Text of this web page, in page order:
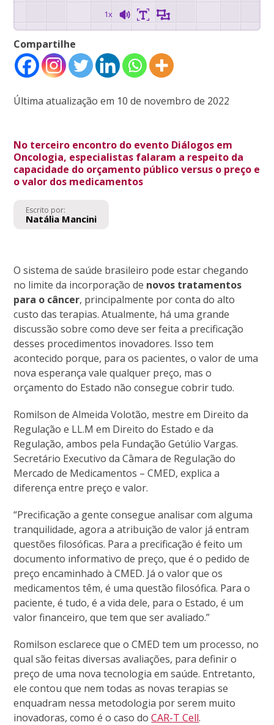
1x
Compartilhe
Última atualização em 10 de novembro de 2022
No terceiro encontro do evento Diálogos em
Oncologia, especialistas falaram a respeito da
capacidade do orçamento público versus o preço e
o valor dos medicamentos
Escrito por:
Natália Mancini
O sistema de saúde brasileiro pode estar chegando
no limite da incorporação de novos tratamentos
para o câncer, principalmente por conta do alto
custo das terapias. Atualmente, há uma grande
discussão sobre como deve ser feita a precificação
desses procedimentos inovadores. Isso tem
acontecido porque, para os pacientes, o valor de uma
nova esperança vale qualquer preço, mas o
orçamento do Estado não consegue cobrir tudo.
Romilson de Almeida Volotão, mestre em Direito da
Regulação e LL.M em Direito do Estado e da
Regulação, ambos pela Fundação Getúlio Vargas.
Secretário Executivo da Câmara de Regulação do
Mercado de Medicamentos – CMED, explica a
diferença entre preço e valor.
“Precificação a gente consegue analisar com alguma
tranquilidade, agora a atribuição de valor já entram
questões filosóficas. Para a precificação é feito um
documento informativo de preço, que é o pedido de
preço encaminhado à CMED. Já o valor que os
medicamentos têm, é uma questão filosófica. Para o
paciente, é tudo, é a vida dele, para o Estado, é um
valor financeiro, que tem que ser avaliado.”
Romilson esclarece que o CMED tem um processo, no
qual são feitas diversas avaliações, para definir o
preço de uma nova tecnologia em saúde. Entretanto,
ele contou que nem todas as novas terapias se
enquadram nessa metodologia por serem muito
inovadoras, como é o caso doCAR-T Cell.